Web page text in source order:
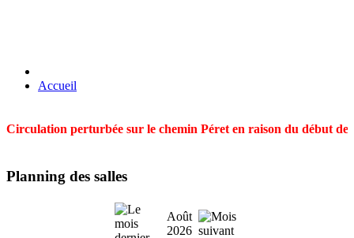
Accueil
Circulation perturbée sur le chemin Péret en raison du début
Planning des salles
Août
2026